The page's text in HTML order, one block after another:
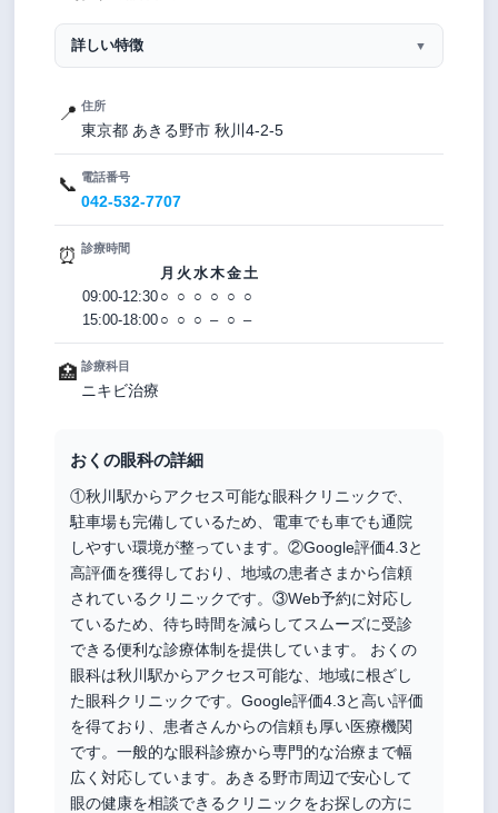
詳しい特徴 ▼
📍 住所
東京都 あきる野市 秋川4-2-5
📞 電話番号
042-532-7707
⏰ 診療時間
月 火 水木金 土
09:00-12:30 ○ ○ ○ ○ ○ ○
15:00-18:00 ○ ○ ○ – ○ –
🏥 診療科目
ニキビ治療
おくの眼科の詳細
①秋川駅からアクセス可能な眼科クリニックで、
駐車場も完備しているため、電車でも車でも通院
しやすい環境が整っています。②Google評価4.3と
高評価を獲得しており、地域の患者さまから信頼
されているクリニックです。③Web予約に対応し
ているため、待ち時間を減らしてスムーズに受診
できる便利な診療体制を提供しています。 おくの
眼科は秋川駅からアクセス可能な、地域に根ざし
た眼科クリニックです。Google評価4.3と高い評価
を得ており、患者さんからの信頼も厚い医療機関
です。一般的な眼科診療から専門的な治療まで幅
広く対応しています。あきる野市周辺で安心して
眼の健康を相談できるクリニックをお探しの方に